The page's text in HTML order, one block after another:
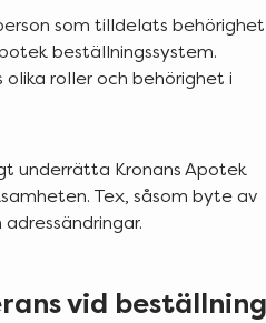
som tilldelats behörighet
beställningssystem.
roller och behörighet i
underrätta Kronans Apotek
Tex, såsom byte av
vid beställning